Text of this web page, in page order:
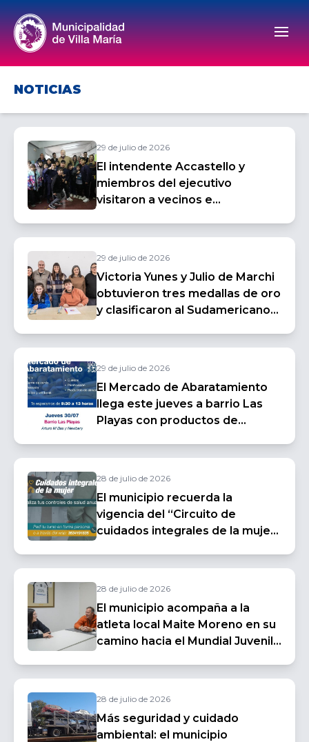
NOTICIAS
29 de julio de 2026
El intendente Accastello y
miembros del ejecutivo
visitaron a vecinos e
29 de julio de 2026
Victoria Yunes y Julio de Marchi
obtuvieron tres medallas de oro
y clasificaron al Sudamericano
29 de julio de 2026
El Mercado de Abaratamiento
llega este jueves a barrio Las
Playas con productos de
28 de julio de 2026
El municipio recuerda la
vigencia del “Circuito de
cuidados integrales de la mujer”
28 de julio de 2026
El municipio acompaña a la
atleta local Maite Moreno en su
camino hacia el Mundial Juvenil
28 de julio de 2026
Más seguridad y cuidado
ambiental: el municipio